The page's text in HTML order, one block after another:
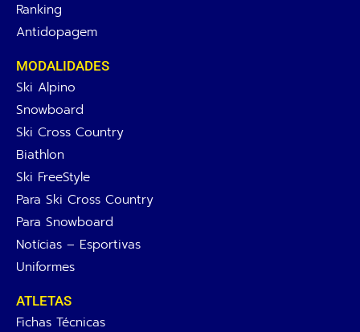
Ranking
Antidopagem
MODALIDADES
Ski Alpino
Snowboard
Ski Cross Country
Biathlon
Ski FreeStyle
Para Ski Cross Country
Para Snowboard
Notícias – Esportivas
Uniformes
ATLETAS
Fichas Técnicas